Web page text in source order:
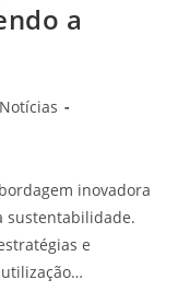
a
Notícias
inovadora
sustentabilidade.
e